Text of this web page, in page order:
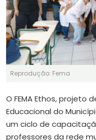
Reprodução: Fema
O FEMA Ethos, projeto
Educacional do
um ciclo de
professores da rede